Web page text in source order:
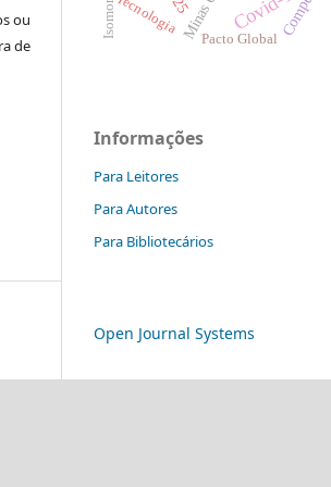
ou
de
Tecnologia
Pacto Global
Informações
Para Leitores
Para Autores
Para Bibliotecários
Open Journal Systems